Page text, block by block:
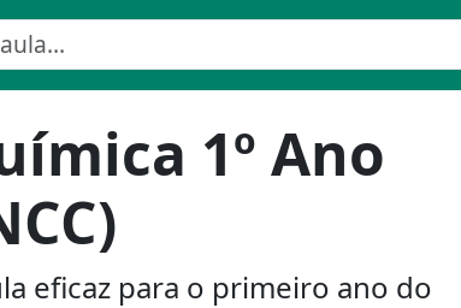
1º Ano
eficaz para o primeiro ano do